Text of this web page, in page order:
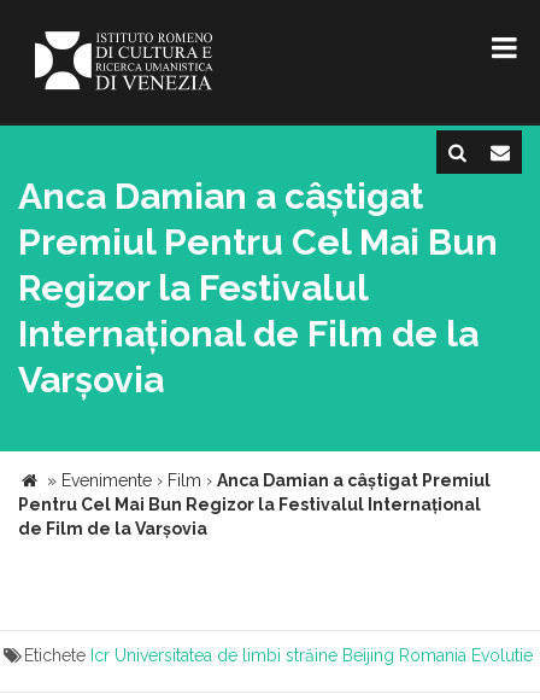
Anca Damian a câștigat
Premiul Pentru Cel Mai Bun
Regizor la Festivalul
Internațional de Film de la
Varșovia
» Evenimente › Film › Anca Damian a câștigat Premiul
Pentru Cel Mai Bun Regizor la Festivalul Internațional
de Film de la Varșovia
Etichete Icr Universitatea de limbi străine Beijing Romania Evolutie